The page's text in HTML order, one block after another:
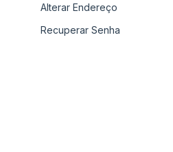
Alterar Endereço
Recuperar Senha